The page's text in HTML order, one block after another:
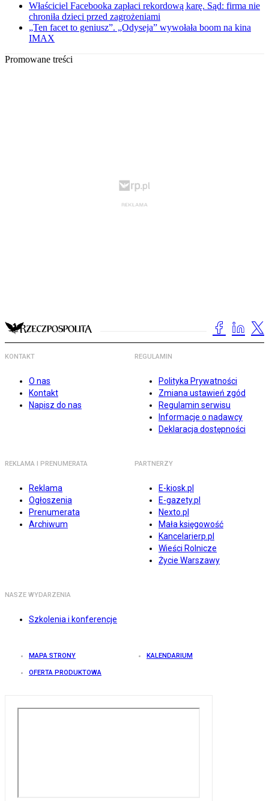
Właściciel Facebooka zapłaci rekordową karę. Sąd: firma nie
chroniła dzieci przed zagrożeniami
„Ten facet to geniusz”. „Odyseja” wywołała boom na kina
IMAX
Promowane treści
KONTAKT
O nas
Kontakt
Napisz do nas
REGULAMIN
Polityka Prywatności
Zmiana ustawień zgód
Regulamin serwisu
Informacje o nadawcy
Deklaracja dostępności
REKLAMA I PRENUMERATA
Reklama
Ogłoszenia
Prenumerata
Archiwum
PARTNERZY
E-kiosk.pl
E-gazety.pl
Nexto.pl
Mała księgowość
Kancelarierp.pl
Wieści Rolnicze
Życie Warszawy
NASZE WYDARZENIA
Szkolenia i konferencje
MAPA STRONY KALENDARIUM
OFERTA PRODUKTOWA